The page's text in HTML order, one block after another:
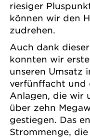
riesiger
können wir den
zudrehen.
Auch dank
konnten wir
unseren Umsatz
verfünffacht und
Anlagen, die wir
über zehn
gestiegen. Das
Strommenge,